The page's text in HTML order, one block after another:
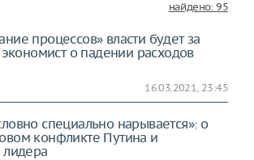
найдено: 95
процессов» власти будет за
о падении расходов
16.03.2021, 23:45
специально нарывается»: о
конфликте Путина и
лидера